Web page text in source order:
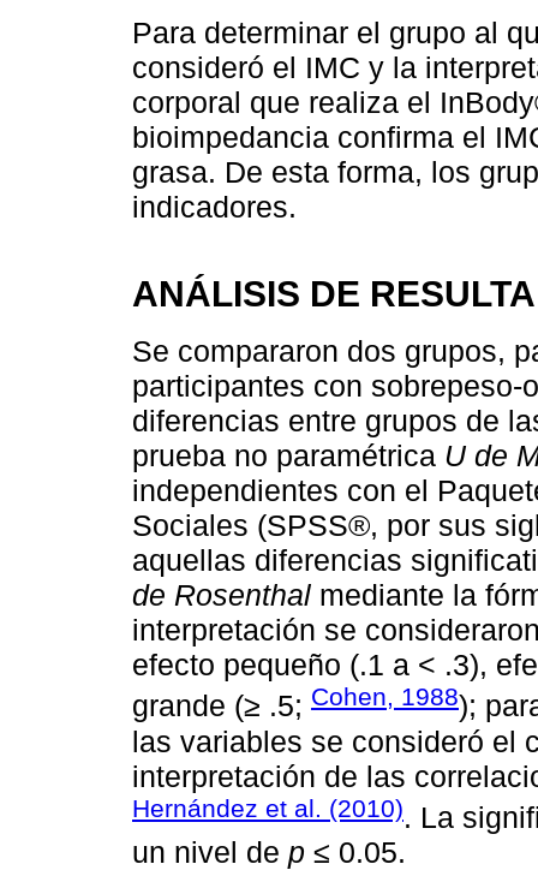
Para determinar el grupo al
consideró el IMC y la
corporal que realiza el
bioimpedancia confirma el
grasa. De esta forma, los
indicadores.
ANÁLISIS DE
Se compararon dos grupos,
participantes con sobrepeso-
diferencias entre grupos de
prueba no paramétrica U de
independientes con el
Sociales (SPSS®, por sus
aquellas diferencias
de Rosenthal mediante la
interpretación se
efecto pequeño (.1 a < .3),
grande (≥ .5; Cohen, 1988);
las variables se consideró el
interpretación de las
Hernández et al. (2010). La
un nivel de p ≤ 0.05.